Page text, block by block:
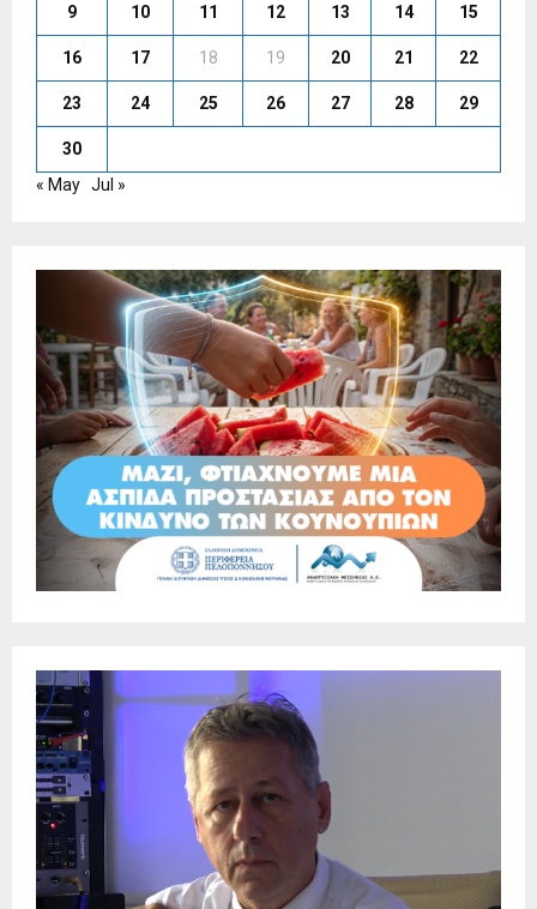
9 10 11 12 13 14 15
16 17 18 19 20 21 22
23 24 25 26 27 28 29
30
« May Jul »